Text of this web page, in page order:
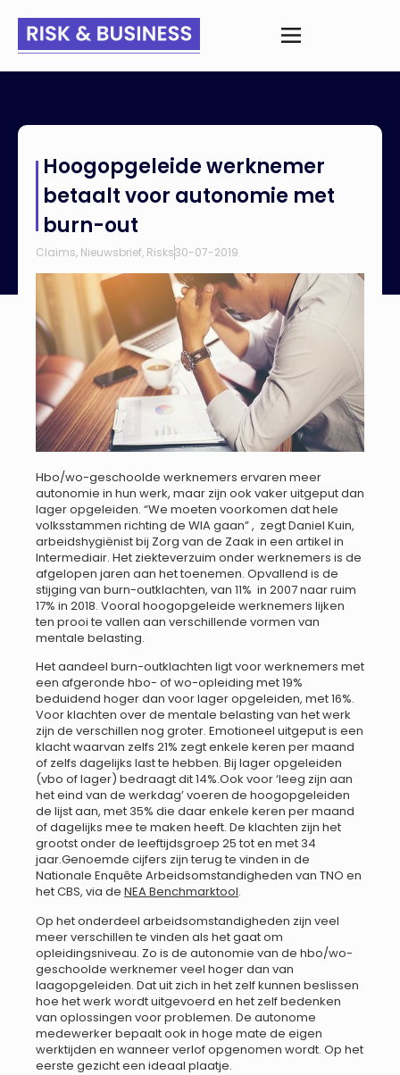
autonomie met burn-out
Hoogopgeleide werknemer
betaalt voor autonomie met
burn-out
Claims, Nieuwsbrief, Risks30-07-2019
Hbo/wo-geschoolde werknemers ervaren meer
autonomie in hun werk, maar zijn ook vaker uitgeput dan
lager opgeleiden. “We moeten voorkomen dat hele
volksstammen richting de WIA gaan” , zegt Daniel Kuin,
arbeidshygiënist bij Zorg van de Zaak in een artikel in
Intermediair. Het ziekteverzuim onder werknemers is de
afgelopen jaren aan het toenemen. Opvallend is de
stijging van burn-outklachten, van 11% in 2007 naar ruim
17% in 2018. Vooral hoogopgeleide werknemers lijken
ten prooi te vallen aan verschillende vormen van
mentale belasting.
Het aandeel burn-outklachten ligt voor werknemers met
een afgeronde hbo- of wo-opleiding met 19%
beduidend hoger dan voor lager opgeleiden, met 16%.
Voor klachten over de mentale belasting van het werk
zijn de verschillen nog groter. Emotioneel uitgeput is een
klacht waarvan zelfs 21% zegt enkele keren per maand
of zelfs dagelijks last te hebben. Bij lager opgeleiden
(vbo of lager) bedraagt dit 14%.Ook voor ‘leeg zijn aan
het eind van de werkdag’ voeren de hoogopgeleiden
de lijst aan, met 35% die daar enkele keren per maand
of dagelijks mee te maken heeft. De klachten zijn het
grootst onder de leeftijdsgroep 25 tot en met 34
jaar.Genoemde cijfers zijn terug te vinden in de
Nationale Enquête Arbeidsomstandigheden van TNO en
het CBS, via de NEA Benchmarktool.
Op het onderdeel arbeidsomstandigheden zijn veel
meer verschillen te vinden als het gaat om
opleidingsniveau. Zo is de autonomie van de hbo/wo-
geschoolde werknemer veel hoger dan van
laagopgeleiden. Dat uit zich in het zelf kunnen beslissen
hoe het werk wordt uitgevoerd en het zelf bedenken
van oplossingen voor problemen. De autonome
medewerker bepaalt ook in hoge mate de eigen
werktijden en wanneer verlof opgenomen wordt. Op het
eerste gezicht een ideaal plaatje.